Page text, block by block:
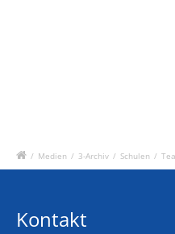
/ Medien / 3-Archiv / Schulen /
Kontakt